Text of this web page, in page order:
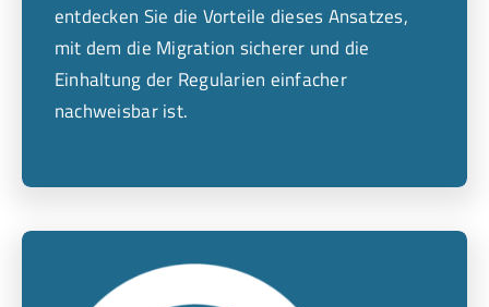
entdecken Sie die Vorteile dieses Ansatzes,
mit dem die Migration sicherer und die
Einhaltung der Regularien einfacher
nachweisbar ist.